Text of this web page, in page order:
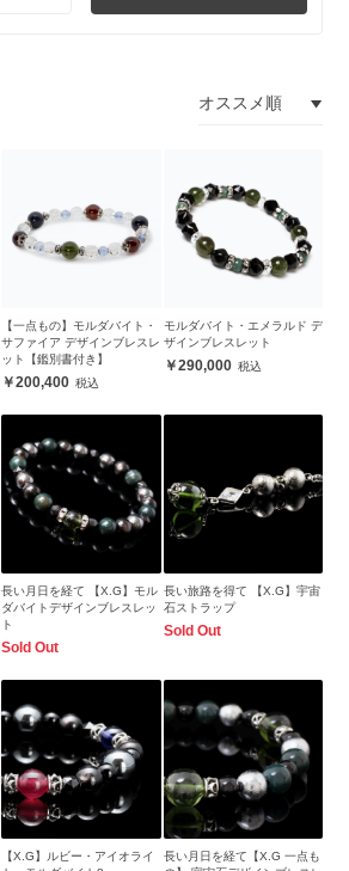
【一点もの】モルダバイト・
サファイア デザインブレスレ
ット【鑑別書付き】
200,400
モルダバイト・エメラルド デ
ザインブレスレット
290,000
長い月日を経て 【X.G】モル
ダバイトデザインブレスレッ
ト
Sold Out
長い旅路を得て 【X.G】宇宙
石ストラップ
Sold Out
【X.G】ルビー・アイオライ
長い月日を経て【X.G 一点も